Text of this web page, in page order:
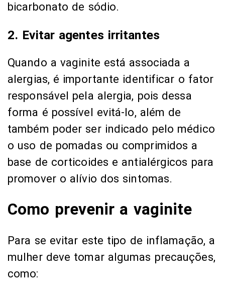
bicarbonato de sódio.
2. Evitar agentes irritantes
Quando a vaginite está associada a
alergias, é importante identificar o fator
responsável pela alergia, pois dessa
forma é possível evitá-lo, além de
também poder ser indicado pelo médico
o uso de pomadas ou comprimidos a
base de corticoides e antialérgicos para
promover o alívio dos sintomas.
Como prevenir a vaginite
Para se evitar este tipo de inflamação, a
mulher deve tomar algumas precauções,
como: